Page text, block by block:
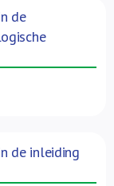
de
de inleiding